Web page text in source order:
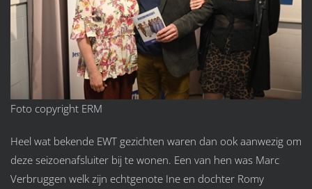
Foto copyright ERM
Heel wat bekende EWT gezichten waren dan ook aanwezig om
deze seizoenafsluiter bij te wonen. Een van hen was Marc
Verbruggen welk zijn echtgenote Ine en dochter Romy